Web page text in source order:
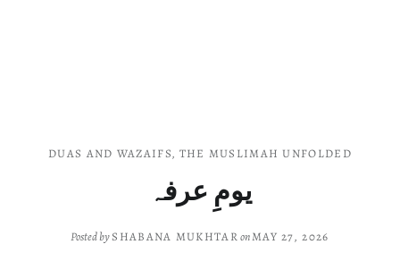
DUAS AND WAZAIFS, THE MUSLIMAH UNFOLDED
یومِ عرفہ
Posted bySHABANA MUKHTARonMAY 27, 2026